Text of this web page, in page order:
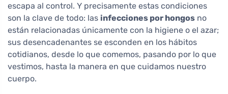
escapa al control. Y precisamente estas condiciones
son la clave de todo: las infecciones por hongos no
están relacionadas únicamente con la higiene o el azar;
sus desencadenantes se esconden en los hábitos
cotidianos, desde lo que comemos, pasando por lo que
vestimos, hasta la manera en que cuidamos nuestro
cuerpo.